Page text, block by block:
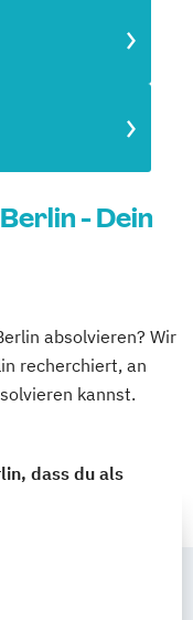
- Dein
absolvieren? Wir
recherchiert, an
kannst.
dass du als